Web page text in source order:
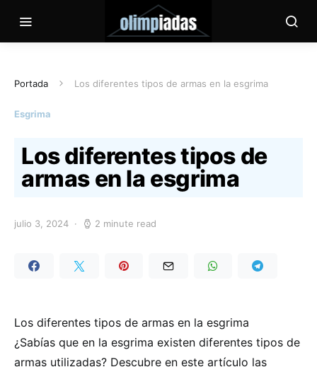
Portada Los diferentes tipos de armas en la esgrima
Esgrima
Los diferentes tipos de
armas en la esgrima
julio 3, 2024 2 minute read
Los diferentes tipos de armas en la esgrima
¿Sabías que en la esgrima existen diferentes tipos de
armas utilizadas? Descubre en este artículo las